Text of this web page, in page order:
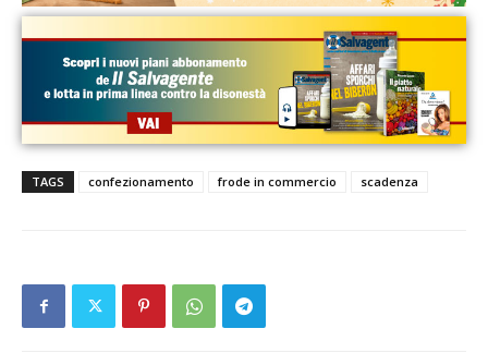
TAGS confezionamento frode in commercio scadenza